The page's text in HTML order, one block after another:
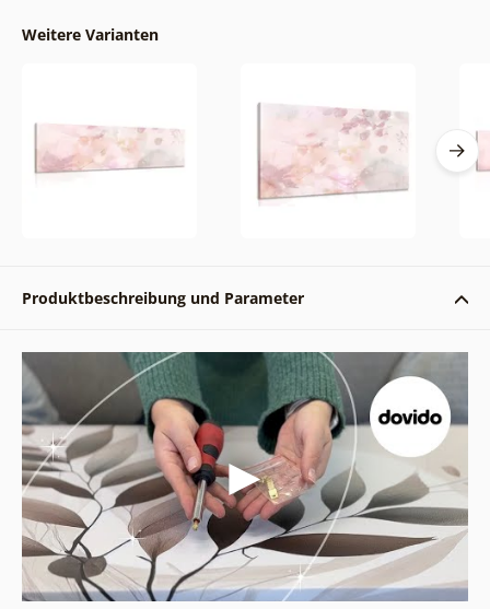
Weitere Varianten
Produktbeschreibung und Parameter